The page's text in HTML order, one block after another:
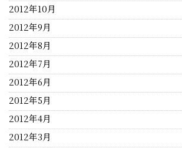
2012年10月
2012年9月
2012年8月
2012年7月
2012年6月
2012年5月
2012年4月
2012年3月